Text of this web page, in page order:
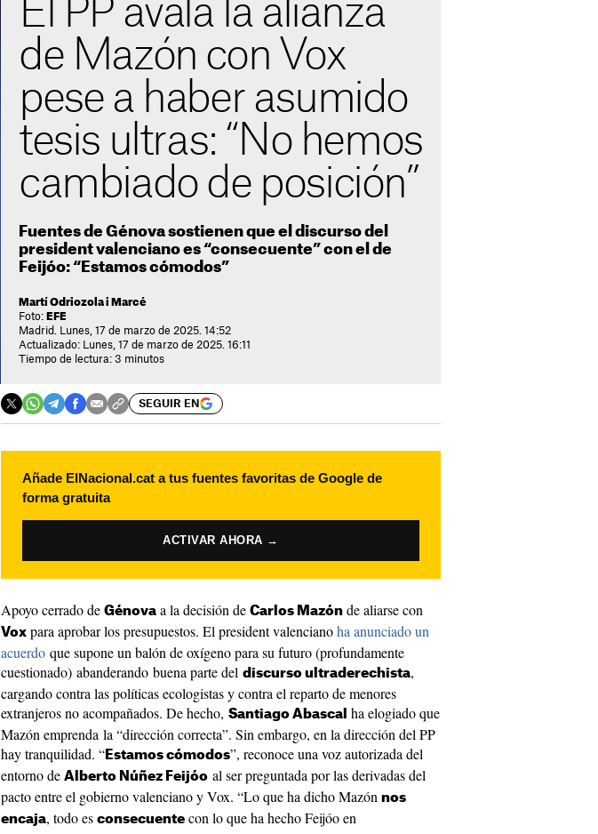
El PP avala la alianza
de Mazón con Vox
pese a haber asumido
tesis ultras: “No hemos
cambiado de posición”
Fuentes de Génova sostienen que el discurso del
president valenciano es “consecuente” con el de
Feijóo: “Estamos cómodos”
Martí Odriozola i Marcé
Foto: EFE
Madrid. Lunes, 17 de marzo de 2025. 14:52
Actualizado: Lunes, 17 de marzo de 2025. 16:11
Tiempo de lectura: 3 minutos
SEGUIR EN
Añade ElNacional.cat a tus fuentes favoritas de Google de
forma gratuita
ACTIVAR AHORA →
Apoyo cerrado de Génova a la decisión de Carlos Mazón de aliarse con
Vox para aprobar los presupuestos. El president valencianoha anunciado un
acuerdo que supone un balón de oxígeno para su futuro (profundamente
cuestionado) abanderando buena parte del discurso ultraderechista,
cargando contra las políticas ecologistas y contra el reparto de menores
extranjeros no acompañados. De hecho, Santiago Abascal ha elogiado que
Mazón emprenda la “dirección correcta”. Sin embargo, en la dirección del PP
hay tranquilidad. “ Estamos cómodos”, reconoce una voz autorizada del
entorno de Alberto Núñez Feijóo al ser preguntada por las derivadas del
pacto entre el gobierno valenciano y Vox. “Lo que ha dicho Mazón nos
encaja, todo es consecuente con lo que ha hecho Feijóo en